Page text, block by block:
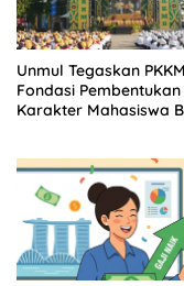
Unmul Tegaskan
Fondasi Pembentukan
Karakter Mahasiswa